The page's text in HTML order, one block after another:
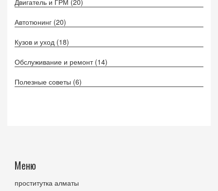
Двигатель и ГРМ (20)
Автотюнинг (20)
Кузов и уход (18)
Обслуживание и ремонт (14)
Полезные советы (6)
Меню
проститутка алматы